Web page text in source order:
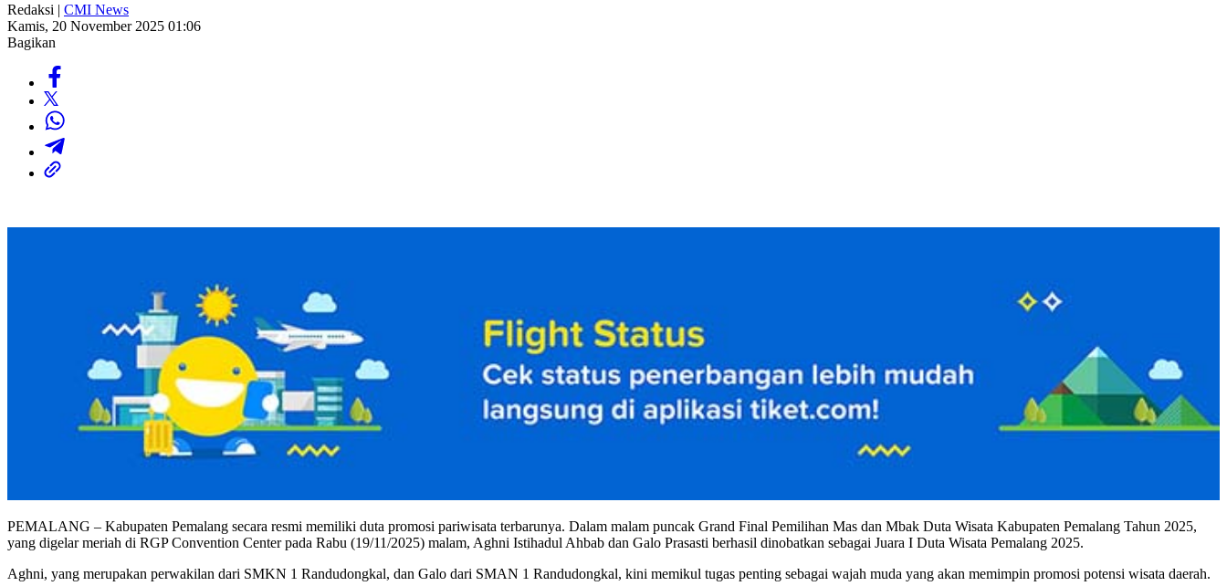
Redaksi | CMI News
Kamis, 20 November 2025 01:06
Bagikan
PEMALANG – Kabupaten Pemalang secara resmi memiliki duta promosi pariwisata terbarunya. Dalam malam puncak Grand Final Pemilihan Mas dan Mbak Duta Wisata Kabupaten Pemalang Tahun 2025,
yang digelar meriah di RGP Convention Center pada Rabu (19/11/2025) malam, Aghni Istihadul Ahbab dan Galo Prasasti berhasil dinobatkan sebagai Juara I Duta Wisata Pemalang 2025.
Aghni, yang merupakan perwakilan dari SMKN 1 Randudongkal, dan Galo dari SMAN 1 Randudongkal, kini memikul tugas penting sebagai wajah muda yang akan memimpin promosi potensi wisata daerah.